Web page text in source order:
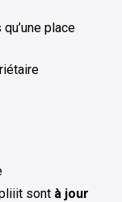
place
sont à jour